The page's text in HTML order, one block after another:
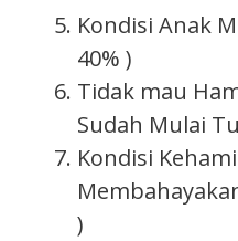
Kondisi Anak
40% )
Tidak mau
Sudah Mulai
Kondisi
)